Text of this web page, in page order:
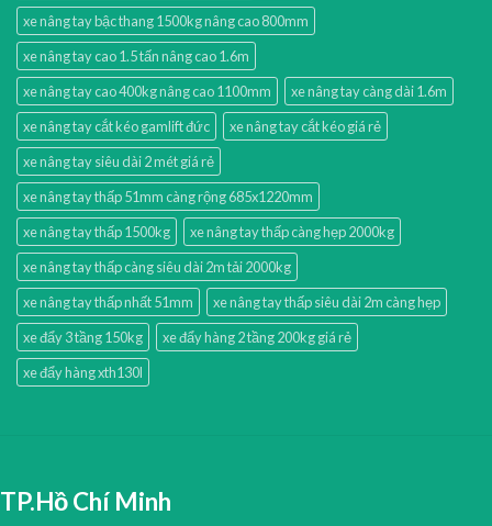
xe nâng tay bậc thang 1500kg nâng cao 800mm
xe nâng tay cao 1.5 tấn nâng cao 1.6m
xe nâng tay cao 400kg nâng cao 1100mm
xe nâng tay càng dài 1.6m
xe nâng tay cắt kéo gamlift đức
xe nâng tay cắt kéo giá rẻ
xe nâng tay siêu dài 2 mét giá rẻ
xe nâng tay thấp 51mm càng rộng 685x1220mm
xe nâng tay thấp 1500kg
xe nâng tay thấp càng hẹp 2000kg
xe nâng tay thấp càng siêu dài 2m tải 2000kg
xe nâng tay thấp nhất 51mm
xe nâng tay thấp siêu dài 2m càng hẹp
xe đẩy 3 tầng 150kg
xe đẩy hàng 2 tầng 200kg giá rẻ
xe đẩy hàng xth130l
TP.Hồ Chí Minh